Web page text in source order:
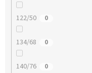
122/50 0
134/68 0
140/76 0